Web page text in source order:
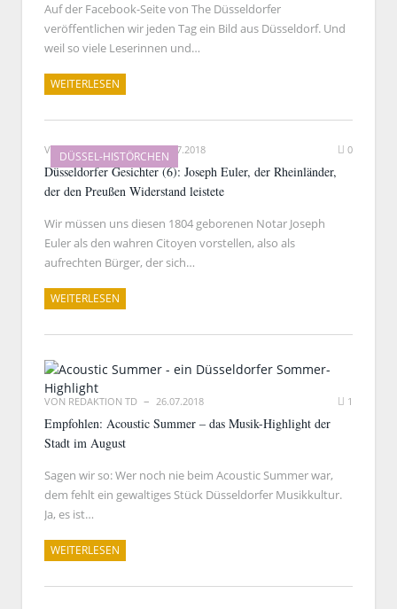
Auf der Facebook-Seite von The Düsseldorfer
veröffentlichen wir jeden Tag ein Bild aus Düsseldorf. Und
weil so viele Leserinnen und…
WEITERLESEN
DÜSSEL-HISTÖRCHEN
VONRAINER BARTEL 27.07.2018 0
Düsseldorfer Gesichter (6): Joseph Euler, der Rheinländer,
der den Preußen Widerstand leistete
Wir müssen uns diesen 1804 geborenen Notar Joseph
Euler als den wahren Citoyen vorstellen, also als
aufrechten Bürger, der sich…
WEITERLESEN
VON REDAKTION TD 26.07.2018 1
Empfohlen: Acoustic Summer – das Musik-Highlight der
Stadt im August
Sagen wir so: Wer noch nie beim Acoustic Summer war,
dem fehlt ein gewaltiges Stück Düsseldorfer Musikkultur.
Ja, es ist…
WEITERLESEN